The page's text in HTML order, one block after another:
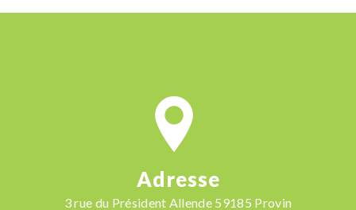
Adresse
3 rue du Président Allende 59185 Provin